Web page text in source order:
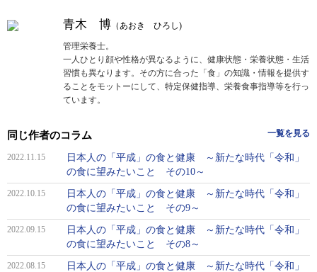
青木 博 （あおき ひろし)
管理栄養士。
一人ひとり顔や性格が異なるように、健康状態・栄養状態・生活
習慣も異なります。その方に合った「食」の知識・情報を提供す
ることをモットーにして、特定保健指導、栄養食事指導等を行っ
ています。
同じ作者のコラム 一覧を見る
2022.11.15
日本人の「平成」の食と健康 ～新たな時代「令和」
の食に望みたいこと その10～
2022.10.15
日本人の「平成」の食と健康 ～新たな時代「令和」
の食に望みたいこと その9～
2022.09.15
日本人の「平成」の食と健康 ～新たな時代「令和」
の食に望みたいこと その8～
2022.08.15
日本人の「平成」の食と健康 ～新たな時代「令和」